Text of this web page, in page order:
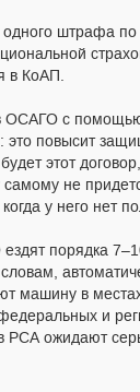
штрафа
в КоАП.
ОСАГО с
повысит
этот
не
у него нет
порядка
машину в
и
РСА ожидают